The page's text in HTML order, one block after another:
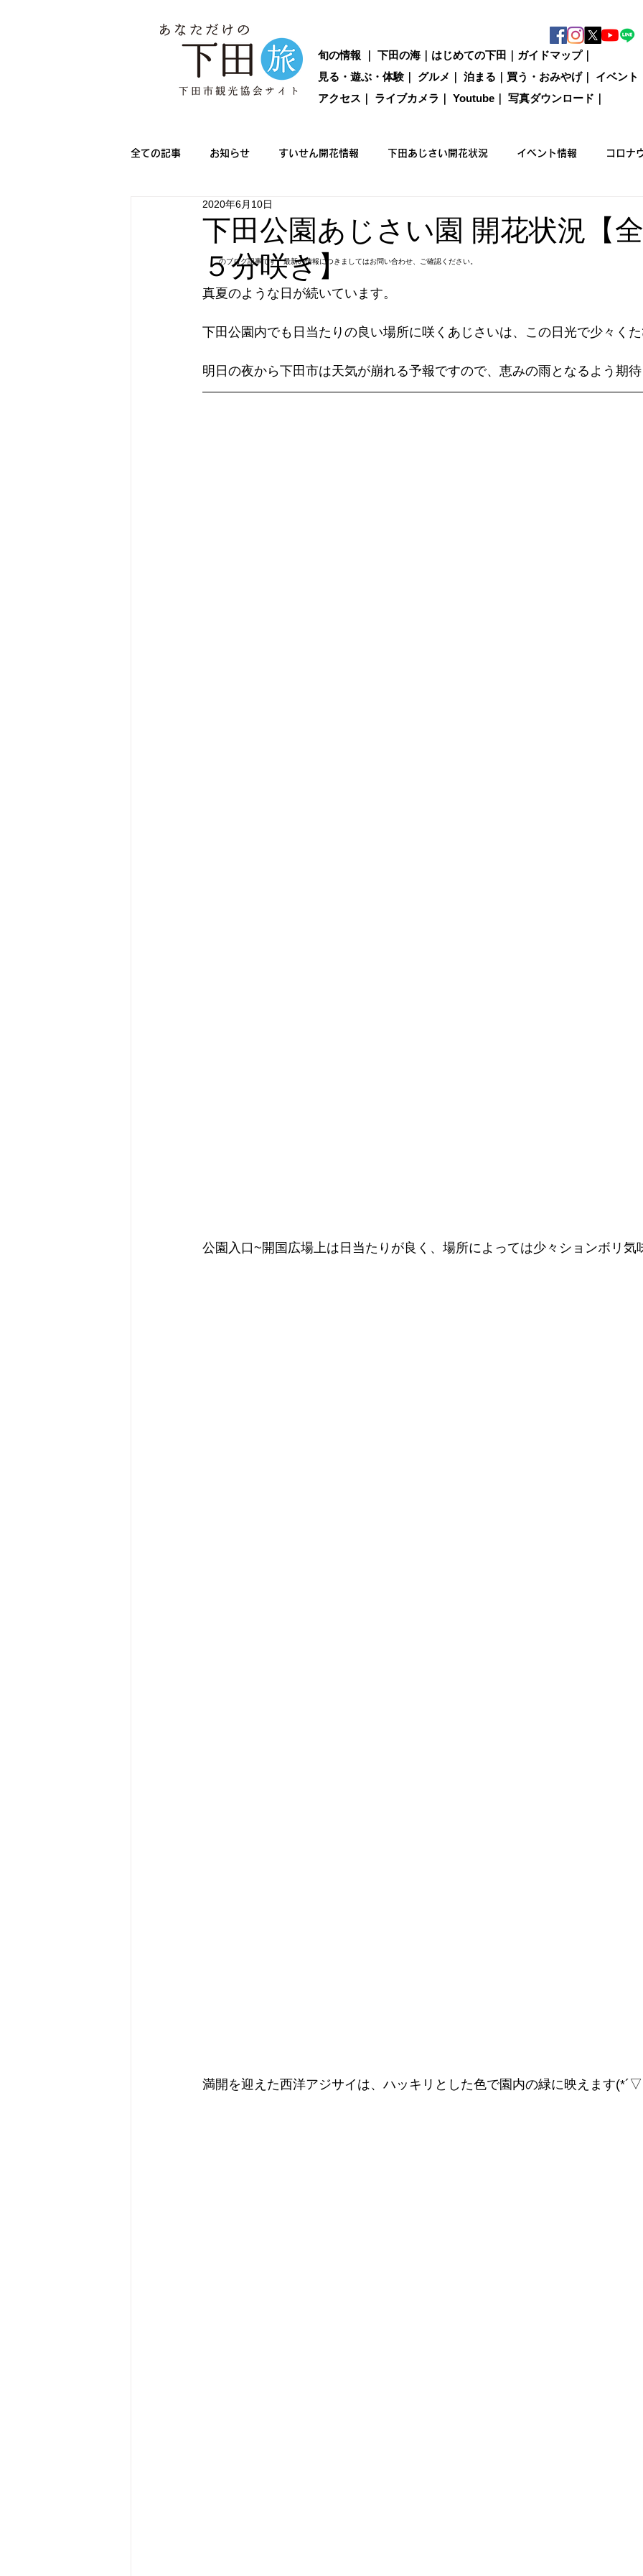
旬の情報 ｜ 下田の海 ｜ はじめての下田 ｜ ガイドマップ｜
見る・遊ぶ・体験｜ グルメ ｜ 泊まる ｜ 買う・おみやげ｜ イベント
アクセス ｜ ライブカメラ ｜ Youtube ｜ 写真ダウンロード ｜
全ての記事 お知らせ すいせん開花情報 下田あじさい開花状況 イベント情報 コロナ
メディア情報 きんめ祭り
下田サマーフェスタ ノルディックウォーキング
下田公園あじさい園 開花状況【
５分咲き】
2020年6月10日
真夏のような日が続いています。
下田公園内でも日当たりの良い場所に咲くあじさいは、この日光で少々く
明日の夜から下田市は天気が崩れる予報ですので、恵みの雨となるよう期
公園入口~開国広場上は日当たりが良く、場所によっては少々ションボリ気
満開を迎えた西洋アジサイは、ハッキリとした色で園内の緑に映えます
のブログ記事です。最新の情報につきましてはお問い合わせ、ご確認ください。